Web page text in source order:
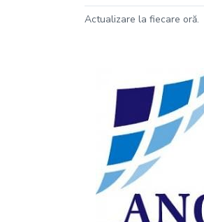
Actualizare la fiecare oră.